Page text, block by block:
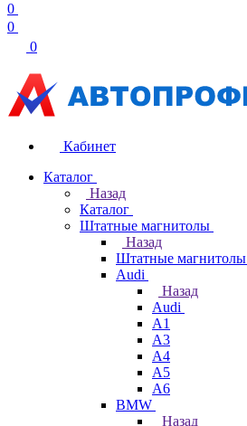
0
0
0
Кабинет
Каталог
Назад
Каталог
Штатные магнитолы
Назад
Штатные магнитолы
Audi
Назад
Audi
A1
A3
A4
A5
A6
BMW
Назад